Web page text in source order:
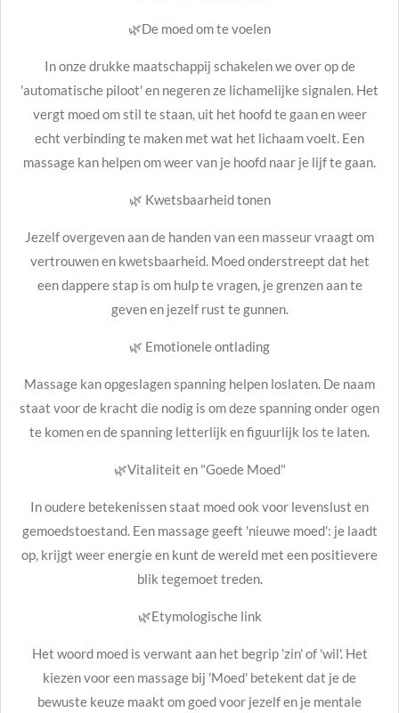
🌿De moed om te voelen
In onze drukke maatschappij schakelen we over op de
'automatische piloot' en negeren ze lichamelijke signalen. Het
vergt moed om stil te staan, uit het hoofd te gaan en weer
echt verbinding te maken met wat het lichaam voelt. Een
massage kan helpen om weer van je hoofd naar je lijf te gaan.
🌿 Kwetsbaarheid tonen
Jezelf overgeven aan de handen van een masseur vraagt om
vertrouwen en kwetsbaarheid. Moed onderstreept dat het
een dappere stap is om hulp te vragen, je grenzen aan te
geven en jezelf rust te gunnen.
🌿 Emotionele ontlading
Massage kan opgeslagen spanning helpen loslaten. De naam
staat voor de kracht die nodig is om deze spanning onder ogen
te komen en de spanning letterlijk en figuurlijk los te laten.
🌿Vitaliteit en "Goede Moed"
In oudere betekenissen staat moed ook voor levenslust en
gemoedstoestand. Een massage geeft 'nieuwe moed': je laadt
op, krijgt weer energie en kunt de wereld met een positievere
blik tegemoet treden.
🌿Etymologische link
Het woord moed is verwant aan het begrip 'zin' of 'wil'. Het
kiezen voor een massage bij 'Moed' betekent dat je de
bewuste keuze maakt om goed voor jezelf en je mentale